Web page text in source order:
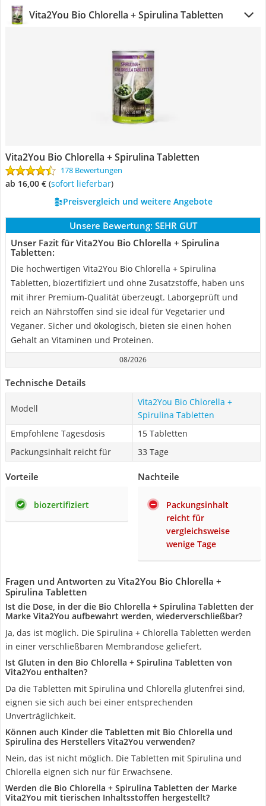
Vita2You Bio Chlorella + Spirulina Tabletten
Vita2You Bio Chlorella + Spirulina Tabletten
178 Bewertungen
ab 16,00 € ( Sofort lieferbar)
Preisvergleich und weitere Angebote
Unsere Bewertung: SEHR GUT
Unser Fazit für Vita2You Bio Chlorella + Spirulina
Tabletten:
Die hochwertigen Vita2You Bio Chlorella + Spirulina
Tabletten, biozertifiziert und ohne Zusatzstoffe, haben uns
mit ihrer Premium-Qualität überzeugt. Laborgeprüft und
reich an Nährstoffen sind sie ideal für Vegetarier und
Veganer. Sicher und ökologisch, bieten sie einen hohen
Gehalt an Vitaminen und Proteinen.
08/2026
Technische Details
Modell
Vita2You Bio Chlorella +
Spirulina Tabletten
Empfohlene Tagesdosis
15 Tabletten
Packungsinhalt reicht für
33 Tage
Vorteile
biozertifiziert
Nachteile
Packungsinhalt
reicht für
vergleichsweise
wenige Tage
Fragen und Antworten zu Vita2You Bio Chlorella +
Spirulina Tabletten
Ist die Dose, in der die Bio Chlorella + Spirulina Tabletten der
Marke Vita2You aufbewahrt werden, wiederverschließbar?
Ja, das ist möglich. Die Spirulina + Chlorella Tabletten werden
in einer verschließbaren Membrandose geliefert.
Ist Gluten in den Bio Chlorella + Spirulina Tabletten von
Vita2You enthalten?
Da die Tabletten mit Spirulina und Chlorella glutenfrei sind,
eignen sie sich auch bei einer entsprechenden
Unverträglichkeit.
Können auch Kinder die Tabletten mit Bio Chlorella und
Spirulina des Herstellers Vita2You verwenden?
Nein, das ist nicht möglich. Die Tabletten mit Spirulina und
Chlorella eignen sich nur für Erwachsene.
Werden die Bio Chlorella + Spirulina Tabletten der Marke
Vita2You mit tierischen Inhaltsstoffen hergestellt?